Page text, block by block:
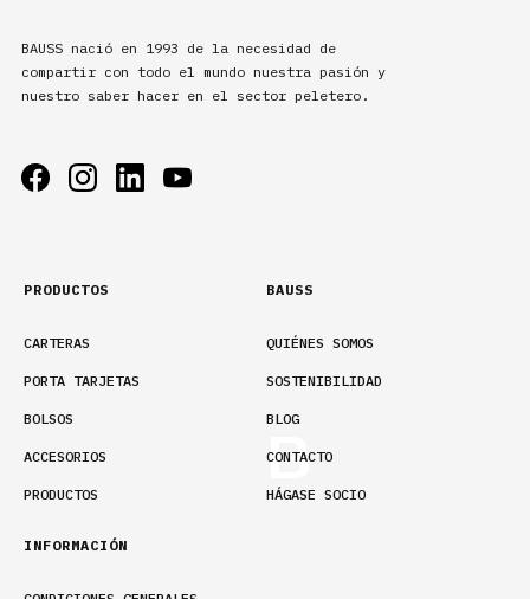
BAUSS nació en 1993 de la necesidad de
compartir con todo el mundo nuestra pasión y
nuestro saber hacer en el sector peletero.
PRODUCTOS
CARTERAS
PORTA TARJETAS
BOLSOS
ACCESORIOS
PRODUCTOS
BAUSS
QUIÉNES SOMOS
SOSTENIBILIDAD
BLOG
CONTACTO
HÁGASE SOCIO
INFORMACIÓN